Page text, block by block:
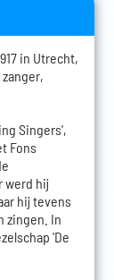
in Utrecht,
Singers',
Fons
werd hij
hij tevens
zingen. In
'De